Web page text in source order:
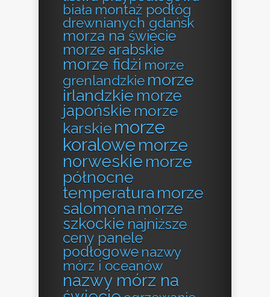
biała montaż podłóg
drewnianych gdańsk
morza na świecie
morze arabskie
morze fidżi morze
grenlandzkie morze
irlandzkie morze
japońskie morze
karskie morze
koralowe morze
norweskie morze
północne
temperatura morze
salomona morze
szkockie najniższe
ceny panele
podłogowe nazwy
mórz i oceanów
nazwy mórz na